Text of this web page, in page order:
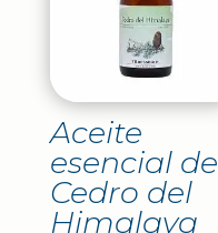
Aceite
esencial de
Cedro del
Himalaya